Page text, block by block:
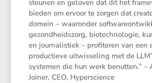
steunen en geloven dat dit het
bieden om ervoor te zorgen dat
domein – waaronder
gezond­heids­zorg, biotech­no­logie,
en journa­lis­tiek – profi­teren van een
produc­tieve uitwis­se­ling met de
systemen die hun werk benutten.” –
Joiner, CEO, Hyperscience